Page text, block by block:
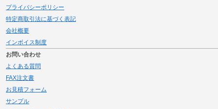
プライバシーポリシー
特定商取引法に基づく表記
会社概要
インボイス制度
お問い合わせ
よくある質問
FAX注文書
お見積フォーム
サンプル